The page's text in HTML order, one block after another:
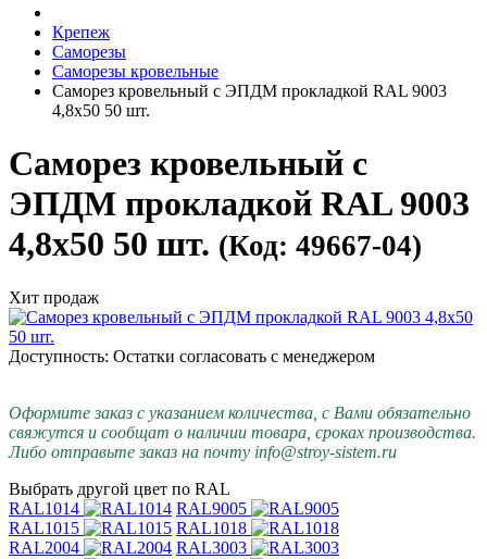
Крепеж
Саморезы
Саморезы кровельные
Саморез кровельный с ЭПДМ прокладкой RAL 9003
4,8х50 50 шт.
Саморез кровельный с
ЭПДМ прокладкой RAL 9003
4,8х50 50 шт. (Код: 49667-04)
Хит продаж
Доступность: Остатки согласовать с менеджером
Оформите заказ с указанием количества, с Вами обязательно
свяжутся и сообщат о наличии товара, сроках производства.
Либо отправьте заказ на почту info@stroy-sistem.ru
Выбрать другой цвет по RAL
RAL1014
RAL9005
RAL1015
RAL1018
RAL2004
RAL3003